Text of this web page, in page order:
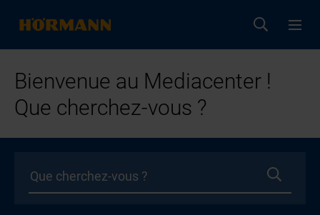
Bienvenue au Mediacenter !
Que cherchez-vous ?